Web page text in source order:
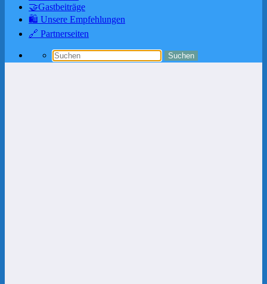
🤝Gastbeiträge
🛍️ Unsere Empfehlungen
🔗 Partnerseiten